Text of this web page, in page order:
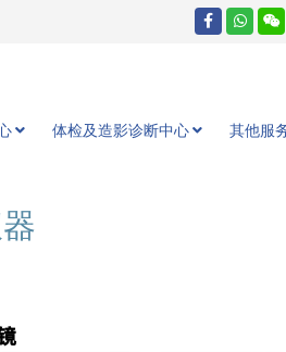
体检及造影诊断中心 其他服